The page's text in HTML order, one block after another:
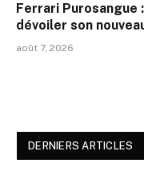
Ferrari Purosangue
dévoiler son
août 7, 2026
DERNIERS ARTICLES